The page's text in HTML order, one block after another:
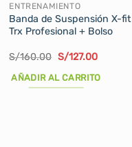
ENTRENAMIENTO
Banda de Suspensión X-fit
Trx Profesional + Bolso
S/160.00 El
original
era:
S/127.00El
actual
AÑADIR AL CARRITO